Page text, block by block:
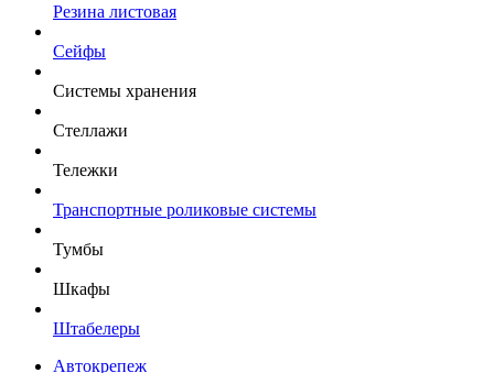
Резина листовая
Сейфы
Системы хранения
Стеллажи
Тележки
Транспортные роликовые системы
Тумбы
Шкафы
Штабелеры
Автокрепеж